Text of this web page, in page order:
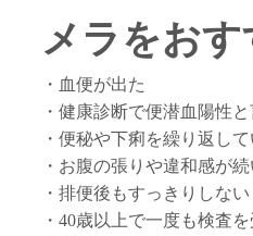
メラをお
・血便が出た
・健康診断で便潜血陽性
・便秘や下痢を繰り返して
・お腹の張りや違和感が
・排便後もすっきりしない
・40歳以上で一度も検査